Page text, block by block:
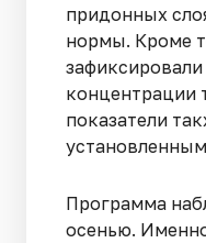
придонных
нормы. Кроме
концентрации
показатели
Программа
осенью.